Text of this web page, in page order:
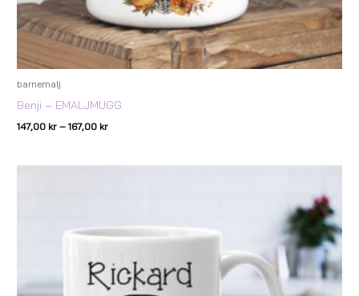
barnemalj
Benji – EMALJMUGG
147,00 kr – 167,00 kr